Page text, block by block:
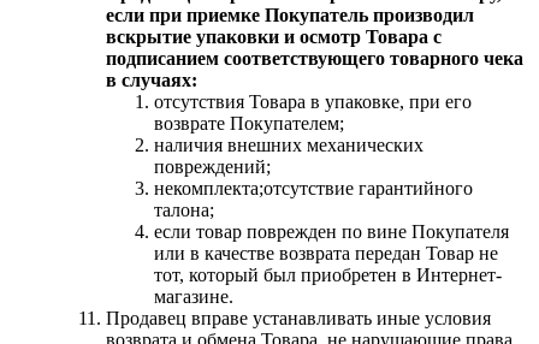
если при приемке Покупатель производил
вскрытие упаковки и осмотр Товара с
подписанием соответствующего товарного чека
в случаях:
отсутствия Товара в упаковке, при его
возврате Покупателем;
наличия внешних механических
повреждений;
некомплекта;отсутствие гарантийного
талона;
если товар поврежден по вине Покупателя
или в качестве возврата передан Товар не
тот, который был приобретен в Интернет-
магазине.
Продавец вправе устанавливать иные условия
возврата и обмена Товара, не нарушающие права